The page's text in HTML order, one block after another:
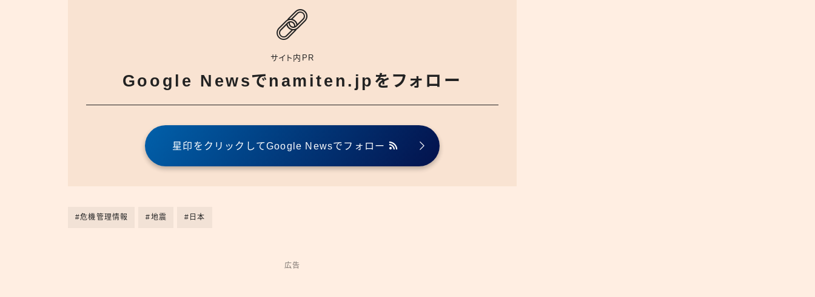
サイト内PR
Google Newsでnamiten.jpをフォロー
星印をクリックしてGoogle Newsでフォロー
#危機管理情報 #地震 #日本
広告